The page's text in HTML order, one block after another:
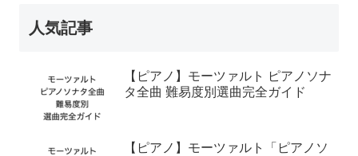
人気記事
【ピアノ】モーツァルト ピアノソナ
タ全曲 難易度別選曲完全ガイド
【ピアノ】モーツァルト「ピアノソ